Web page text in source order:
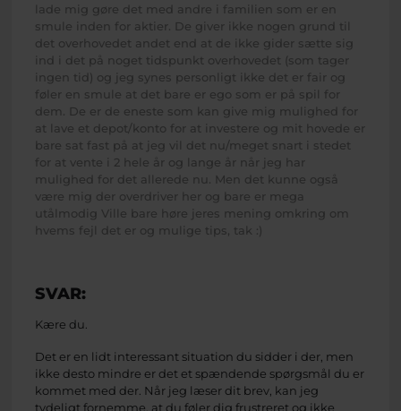
lade mig gøre det med andre i familien som er en
smule inden for aktier. De giver ikke nogen grund til
det overhovedet andet end at de ikke gider sætte sig
ind i det på noget tidspunkt overhovedet (som tager
ingen tid) og jeg synes personligt ikke det er fair og
føler en smule at det bare er ego som er på spil for
dem. De er de eneste som kan give mig mulighed for
at lave et depot/konto for at investere og mit hovede er
bare sat fast på at jeg vil det nu/meget snart i stedet
for at vente i 2 hele år og lange år når jeg har
mulighed for det allerede nu. Men det kunne også
være mig der overdriver her og bare er mega
utålmodig Ville bare høre jeres mening omkring om
hvems fejl det er og mulige tips, tak :)
SVAR:
Kære du.
Det er en lidt interessant situation du sidder i der, men
ikke desto mindre er det et spændende spørgsmål du er
kommet med der. Når jeg læser dit brev, kan jeg
tydeligt fornemme, at du føler dig frustreret og ikke